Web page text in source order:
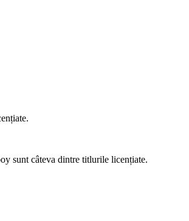
sunt câteva dintre titlurile licențiate.